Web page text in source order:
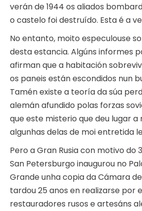
verán de 1944 os aliados
o castelo foi destruído. Esta é a
No entanto, moito especulouse
desta estancia. Algúns informes
afirman que a habitación
os paneis están escondidos nun
Tamén existe a teoría da súa
alemán afundido polas forzas
que este misterio que deu lugar a
algunhas delas de moi entretida
Pero a Gran Rusia con motivo do
San Petersburgo inaugurou no
Grande unha copia da Cámara
tardou 25 anos en realizarse por
restauradores rusos e artesáns